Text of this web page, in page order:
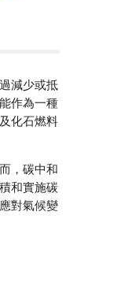
減少或抵
作為一種
化石燃料
，碳中和
和實施碳
對氣候變